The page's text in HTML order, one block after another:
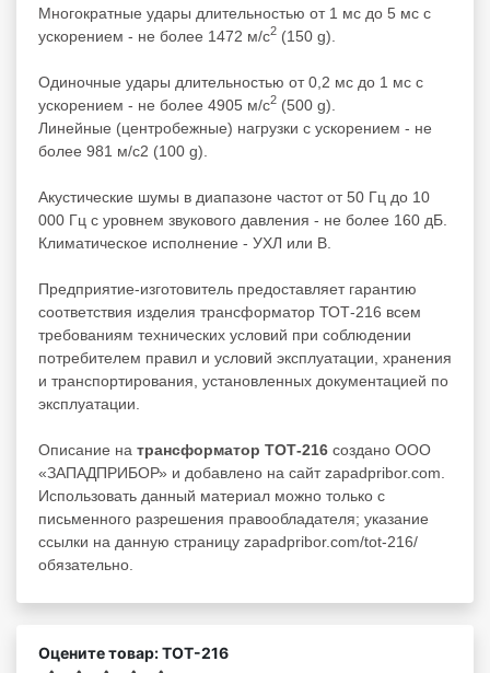
Многократные удары длительностью от 1 мс до 5 мс с
ускорением - не более 1472 м/с2 (150 g).
Одиночные удары длительностью от 0,2 мс до 1 мс с
ускорением - не более 4905 м/с2 (500 g).
Линейные (центробежные) нагрузки с ускорением - не
более 981 м/с2 (100 g).
Акустические шумы в диапазоне частот от 50 Гц до 10
000 Гц с уровнем звукового давления - не более 160 дБ.
Климатическое исполнение - УХЛ или В.
Предприятие-изготовитель предоставляет гарантию
соответствия изделия трансформатор ТОТ-216 всем
требованиям технических условий при соблюдении
потребителем правил и условий эксплуатации, хранения
и транспортирования, установленных документацией по
эксплуатации.
Описание на трансформатор ТОТ-216 создано ООО
«ЗАПАДПРИБОР» и добавлено на сайт zapadpribor.com.
Использовать данный материал можно только с
письменного разрешения правообладателя; указание
ссылки на данную страницу zapadpribor.com/tot-216/
обязательно.
Оцените товар: ТОТ-216